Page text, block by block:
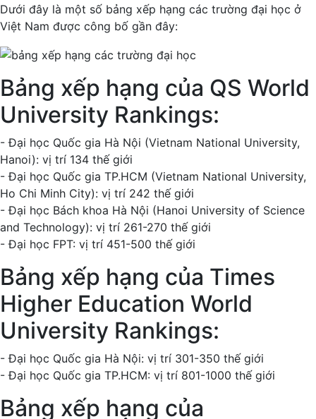
Dưới đây là một số bảng xếp hạng các trường đại học ở
Việt Nam được công bố gần đây:
Bảng xếp hạng của QS World
University Rankings:
- Đại học Quốc gia Hà Nội (Vietnam National University,
Hanoi): vị trí 134 thế giới
- Đại học Quốc gia TP.HCM (Vietnam National University,
Ho Chi Minh City): vị trí 242 thế giới
- Đại học Bách khoa Hà Nội (Hanoi University of Science
and Technology): vị trí 261-270 thế giới
- Đại học FPT: vị trí 451-500 thế giới
Bảng xếp hạng của Times
Higher Education World
University Rankings:
- Đại học Quốc gia Hà Nội: vị trí 301-350 thế giới
- Đại học Quốc gia TP.HCM: vị trí 801-1000 thế giới
Bảng xếp hạng của